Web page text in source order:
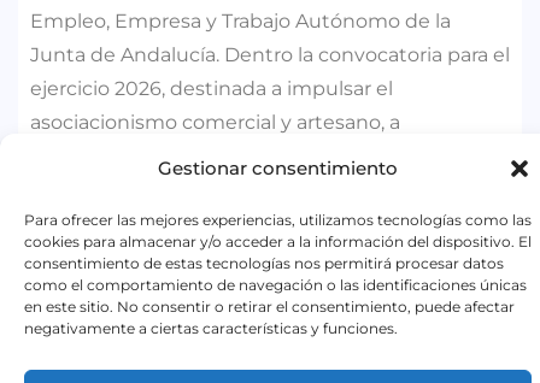
Gestionar consentimiento
Para ofrecer las mejores experiencias, utilizamos tecnologías como las
cookies para almacenar y/o acceder a la información del dispositivo. El
consentimiento de estas tecnologías nos permitirá procesar datos
como el comportamiento de navegación o las identificaciones únicas
en este sitio. No consentir o retirar el consentimiento, puede afectar
negativamente a ciertas características y funciones.
Empleo, Empresa y Trabajo Autónomo de la
Junta de Andalucía. Dentro la convocatoria para el
ejercicio 2026, destinada a impulsar el
asociacionismo comercial y artesano, a
promocionar y dinamizar el pequeño comercio
© 2018 ACEB - Asociación de Comerciantes y Empresarios
de Benalmádena.
Todos los derechos reservados
Página web desarrollada por Shikoba.